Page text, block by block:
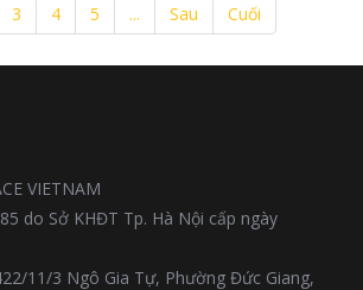
3 4 5 ... Sau Cuối
VIETNAM
do Sở KHĐT Tp. Hà Nội cấp ngày
11/3 Ngô Gia Tự, Phường Đức Giang,